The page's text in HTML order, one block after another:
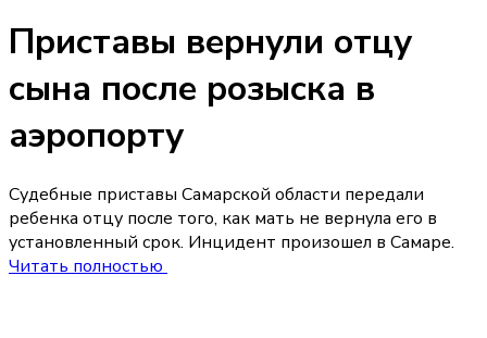
Приставы вернули отцу
сына после розыска в
аэропорту
Судебные приставы Самарской области передали
ребенка отцу после того, как мать не вернула его в
установленный срок. Инцидент произошел в Самаре.
Читать полностью